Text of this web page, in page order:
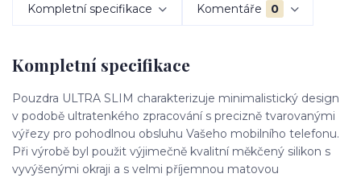
Kompletní specifikace Komentáře 0
Kompletní specifikace
Pouzdra ULTRA SLIM charakterizuje minimalistický design
v podobě ultratenkého zpracování s precizně tvarovanými
výřezy pro pohodlnou obsluhu Vašeho mobilního telefonu.
Při výrobě byl použit výjimečně kvalitní měkčený silikon s
vyvýšenými okraji a s velmi příjemnou matovou